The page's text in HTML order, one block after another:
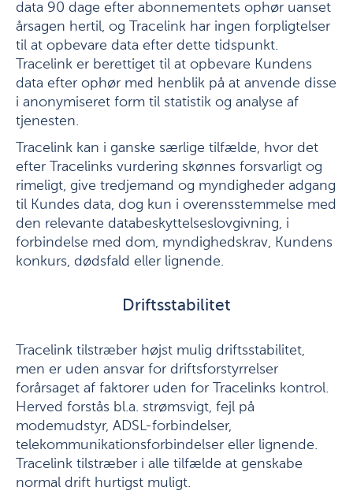
data 90 dage efter abonnementets ophør uanset
årsagen hertil, og Tracelink har ingen forpligtelser
til at opbevare data efter dette tidspunkt.
Tracelink er berettiget til at opbevare Kundens
data efter ophør med henblik på at anvende disse
i anonymiseret form til statistik og analyse af
tjenesten.
Tracelink kan i ganske særlige tilfælde, hvor det
efter Tracelinks vurdering skønnes forsvarligt og
rimeligt, give tredjemand og myndigheder adgang
til Kundes data, dog kun i overensstemmelse med
den relevante databeskyttelseslovgivning, i
forbindelse med dom, myndighedskrav, Kundens
konkurs, dødsfald eller lignende.
Driftsstabilitet
Tracelink tilstræber højst mulig driftsstabilitet,
men er uden ansvar for driftsforstyrrelser
forårsaget af faktorer uden for Tracelinks kontrol.
Herved forstås bl.a. strømsvigt, fejl på
modemudstyr, ADSL-forbindelser,
telekommunikationsforbindelser eller lignende.
Tracelink tilstræber i alle tilfælde at genskabe
normal drift hurtigst muligt.